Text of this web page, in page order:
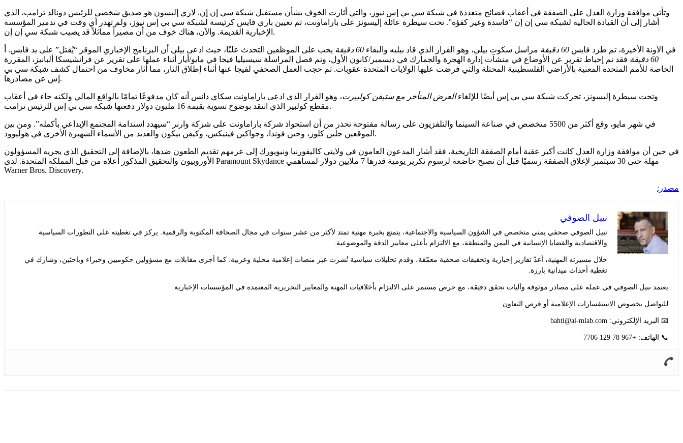
وتأتي موافقة وزارة العدل على الصفقة في أعقاب فضائح متعددة في شبكة سي بي إس نيوز، والتي أثارت الخوف بشأن مستقبل شبكة سي إن إن. لاري إليسون هو صديق شخصي للرئيس دونالد ترامب، الذي
أشار إلى أن القيادة الحالية لشبكة سي إن إن “فاسدة وغير كفؤة”. تحت سيطرة عائلة إليسونز على باراماونت، تم تعيين باري فايس كرئيسة لشبكة سي بي إس نيوز، ولم تهدر أي وقت في تدمير المؤسسة
الإخبارية القديمة. والآن، هناك خوف من أن مصيراً مماثلاً قد يصيب شبكة سي إن إن.
في الآونة الأخيرة، تم طرد فايس 60 دقيقة مراسل سكوت بيلي، وهو القرار الذي قاد بيليه والبقاء 60 دقيقة
يجب على الموظفين التحدث علنًا، حيث ادعى بيلي أن البرنامج الإخباري الموقر “يُقتل” على يد فايس. أ
60 دقيقة
فقد تم إحباط تقرير عن الأوضاع في منشآت إدارة الهجرة والجمارك في ديسمبر/كانون الأول، وتم فصل المراسلة سيسيليا فيجا في مايو/أيار أثناء عملها على تقرير عن فرانشيسكا ألبانيز، المقررة
الخاصة للأمم المتحدة المعنية بالأراضي الفلسطينية المحتلة والتي فرضت عليها الولايات المتحدة عقوبات. تم حجب العمل الصحفي لفيجا عنها أثناء إطلاق النار، مما أثار مخاوف من احتمال كشف شبكة سي بي
إس عن مصادرها.
وتحت سيطرة إليسونز، تحركت شبكة سي بي إس أيضًا للإلغاءالعرض المتأخر مع ستيفن كولبيرت، وهو القرار الذي ادعى باراماونت سكاي دانس أنه كان مدفوعًا تمامًا بالواقع المالي ولكنه جاء في أعقاب
مقطع كولبير الذي انتقد بوضوح تسوية بقيمة 16 مليون دولار دفعتها شبكة سي بي إس للرئيس ترامب.
في شهر مايو، وقع أكثر من 5500 متخصص في صناعة السينما والتلفزيون على رسالة مفتوحة تحذر من أن استحواذ شركة باراماونت على شركة وارنر “سيهدد استدامة المجتمع الإبداعي بأكمله”. ومن بين
الموقعين جلين كلوز، وجين فوندا، وجواكين فينيكس، وكيفن بيكون والعديد من الأسماء الشهيرة الأخرى في هوليوود.
في حين أن موافقة وزارة العدل كانت أكبر عقبة أمام الصفقة التاريخية، فقد أشار المدعون العامون في ولايتي كاليفورنيا ونيويورك إلى عزمهم تقديم الطعون ضدها، بالإضافة إلى التحقيق الذي يجريه المسؤولون
الأوروبيون والتحقيق المذكور أعلاه من قبل المملكة المتحدة. لدى Paramount Skydance مهلة حتى 30 سبتمبر لإغلاق الصفقة رسميًا قبل أن تصبح خاضعة لرسوم تكرير يومية قدرها 7 ملايين دولار لمساهمي
Warner Bros. Discovery.
مصدر:
نبيل الصوفي
نبيل الصوفي صحفي يمني متخصص في الشؤون السياسية والاجتماعية، يتمتع بخبرة مهنية تمتد لأكثر من عشر سنوات في مجال الصحافة المكتوبة والرقمية. يركز في تغطيته على التطورات السياسية
والاقتصادية والقضايا الإنسانية في اليمن والمنطقة، مع الالتزام بأعلى معايير الدقة والموضوعية.
خلال مسيرته المهنية، أعدّ تقارير إخبارية وتحقيقات صحفية معمّقة، وقدم تحليلات سياسية نُشرت عبر منصات إعلامية محلية وعربية. كما أجرى مقابلات مع مسؤولين حكوميين وخبراء وباحثين، وشارك في
تغطية أحداث ميدانية بارزة.
يعتمد نبيل الصوفي في عمله على مصادر موثوقة وآليات تحقق دقيقة، مع حرص مستمر على الالتزام بأخلاقيات المهنة والمعايير التحريرية المعتمدة في المؤسسات الإخبارية.
للتواصل بخصوص الاستفسارات الإعلامية أو فرص التعاون:
📧 البريد الإلكتروني: bahti@al-mlab.com
📞 الهاتف: +967 78 129 7706